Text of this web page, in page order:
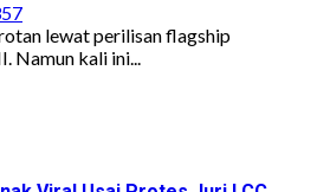
lewat perilisan flagship
Namun kali ini...